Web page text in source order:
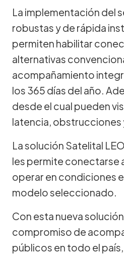
La implementación del
robustas y de rápida
permiten habilitar
alternativas
acompañamiento
los 365 días del año.
desde el cual pueden
latencia, obstrucciones
La solución Satelital
les permite conectarse
operar en condiciones
modelo seleccionado.
Con esta nueva
compromiso de
públicos en todo el